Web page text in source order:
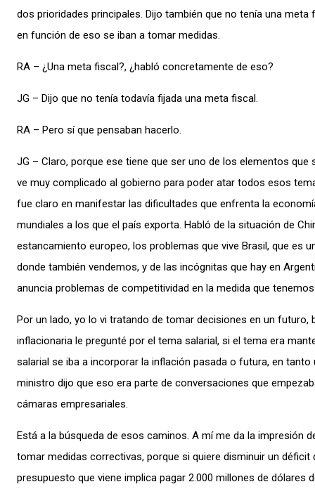
dos prioridades principales. Dijo también que no tenía una
en función de eso se iban a tomar medidas.
RA – ¿Una meta fiscal?, ¿habló concretamente de eso?
JG – Dijo que no tenía todavía fijada una meta fiscal.
RA – Pero sí que pensaban hacerlo.
JG – Claro, porque ese tiene que ser uno de los elementos
ve muy complicado al gobierno para poder atar todos esos
fue claro en manifestar las dificultades que enfrenta la
mundiales a los que el país exporta. Habló de la situación de
estancamiento europeo, los problemas que vive Brasil, que es
donde también vendemos, y de las incógnitas que hay en
anuncia problemas de competitividad en la medida que
Por un lado, yo lo vi tratando de tomar decisiones en un
inflacionaria le pregunté por el tema salarial, si el tema era
salarial se iba a incorporar la inflación pasada o futura, en
ministro dijo que eso era parte de conversaciones que
cámaras empresariales.
Está a la búsqueda de esos caminos. A mí me da la impresión
tomar medidas correctivas, porque si quiere disminuir un
presupuesto que viene implica pagar 2.000 millones de dólares